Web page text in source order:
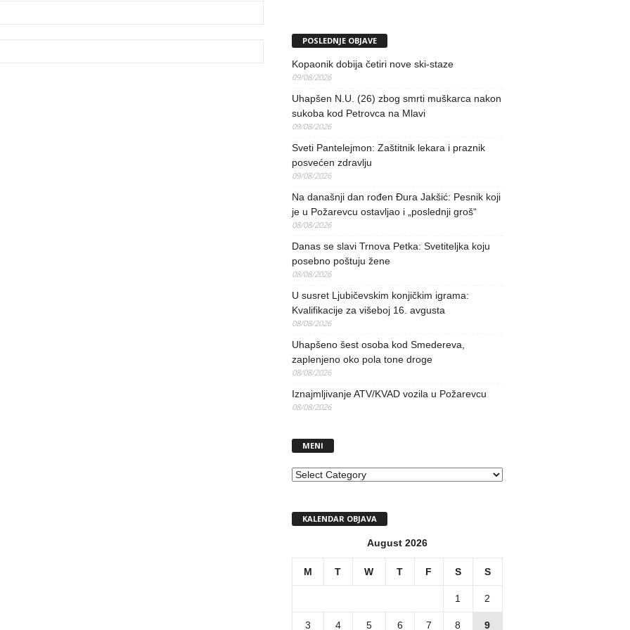
POSLEDNJE OBJAVE
Kopaonik dobija četiri nove ski-staze
09/08/2026
Uhapšen N.U. (26) zbog smrti muškarca nakon
sukoba kod Petrovca na Mlavi
09/08/2026
Sveti Pantelejmon: Zaštitnik lekara i praznik
posvećen zdravlju
09/08/2026
Na današnji dan rođen Đura Jakšić: Pesnik koji
je u Požarevcu ostavljao i „poslednji groš“
08/08/2026
Danas se slavi Trnova Petka: Svetiteljka koju
posebno poštuju žene
08/08/2026
U susret Ljubičevskim konjičkim igrama:
Kvalifikacije za višeboj 16. avgusta
08/08/2026
Uhapšeno šest osoba kod Smedereva,
zaplenjeno oko pola tone droge
08/08/2026
Iznajmljivanje ATV/KVAD vozila u Požarevcu
08/08/2026
MENI
MENI
KALENDAR OBJAVA
August 2026
M T W T F S S
1 2
3 4 5 6 7 8 9